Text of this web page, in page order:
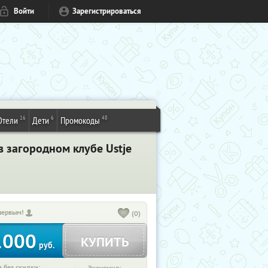
Войти Зарегистрироваться
16 Дети 6 Промокоды 48
клубе Ustje
(0)
руб. КУПИТЬ